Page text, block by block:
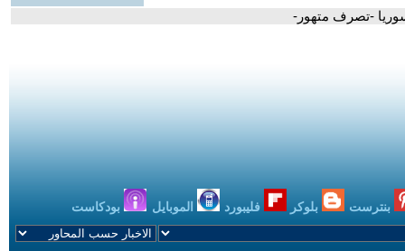
-تصرف متهور-
بنترست بلوكر فليبورد الموبايل بودكاست